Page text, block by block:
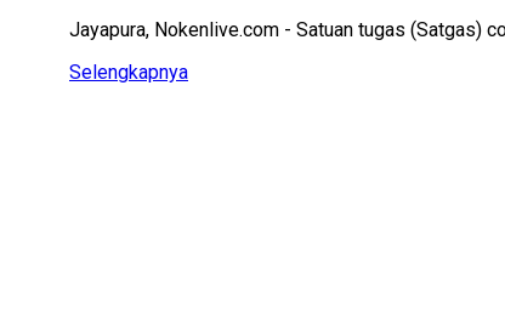
Jayapura, Nokenlive.com - Satuan tugas (Satgas)
SelengkapnyaDetails